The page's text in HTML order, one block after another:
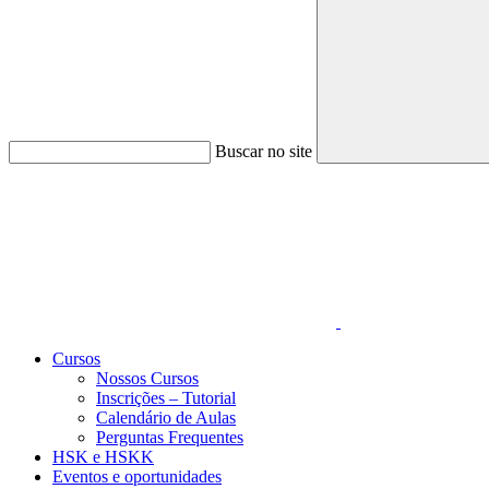
Buscar no site
Cursos
Nossos Cursos
Inscrições – Tutorial
Calendário de Aulas
Perguntas Frequentes
HSK e HSKK
Eventos e oportunidades